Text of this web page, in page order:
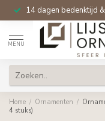
14 dagen bedenktijd
MENU
Home / Ornamenten /
4 stuks)